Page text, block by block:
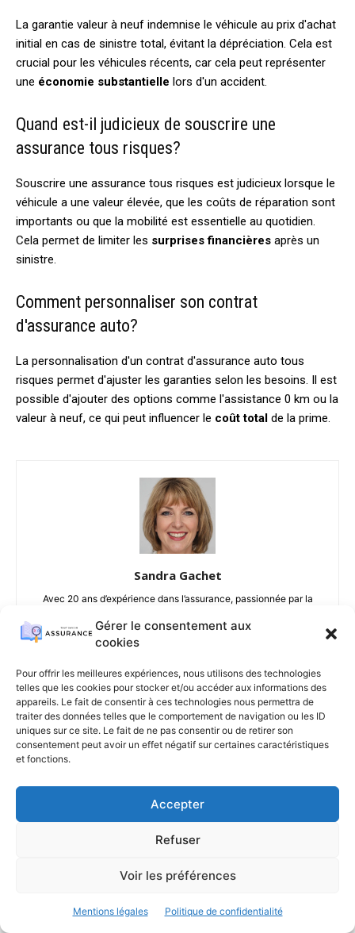
Gérer le consentement aux
cookies
Pour offrir les meilleures expériences, nous utilisons des technologies
telles que les cookies pour stocker et/ou accéder aux informations des
appareils. Le fait de consentir à ces technologies nous permettra de
traiter des données telles que le comportement de navigation ou les ID
uniques sur ce site. Le fait de ne pas consentir ou de retirer son
consentement peut avoir un effet négatif sur certaines caractéristiques
et fonctions.
Accepter
Refuser
Voir les préférences
Mentions légales Politique de confidentialité
La garantie valeur à neuf indemnise le véhicule au prix d'achat
initial en cas de sinistre total, évitant la dépréciation. Cela est
crucial pour les véhicules récents, car cela peut représenter
une économie substantielle lors d'un accident.
Quand est-il judicieux de souscrire une
assurance tous risques?
Souscrire une assurance tous risques est judicieux lorsque le
véhicule a une valeur élevée, que les coûts de réparation sont
importants ou que la mobilité est essentielle au quotidien.
Cela permet de limiter les surprises financières après un
sinistre.
Comment personnaliser son contrat
d'assurance auto?
La personnalisation d'un contrat d'assurance auto tous
risques permet d'ajuster les garanties selon les besoins. Il est
possible d'ajouter des options comme l'assistance 0 km ou la
valeur à neuf, ce qui peut influencer le coût total de la prime.
Sandra Gachet
Avec 20 ans d’expérience dans l’assurance, passionnée par la
clients dans la gestion optimale de leurs risques et leur apporte
des solutions personnalisées. Toujours curieuse, rigoureuse et à
accessible à tous.
ARTICLES SIMILAIRES
Assurance voiture : quelles
démarches en cas...
Assurance moto : quelles
garanties souscrire